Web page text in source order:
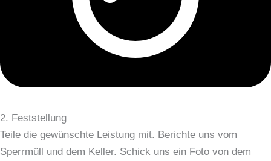
2. Feststellung
Teile die gewünschte Leistung mit. Berichte uns vom
Sperrmüll und dem Keller. Schick uns ein Foto von dem